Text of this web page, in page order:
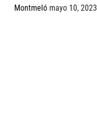
Montmeló mayo 10, 2023